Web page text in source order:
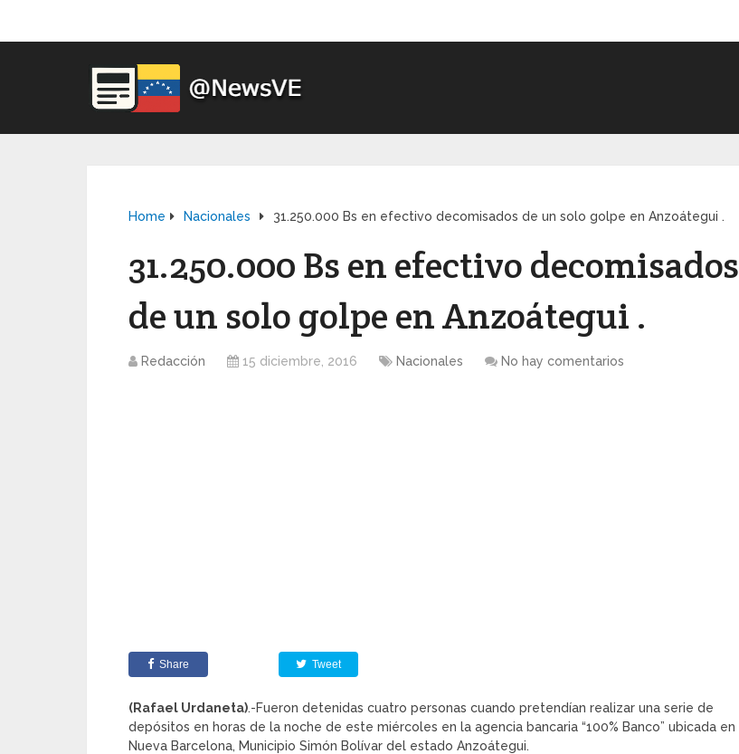
Home Nacionales 31.250.000 Bs en efectivo decomisados de un solo golpe en Anzoátegui .
31.250.000 Bs en efectivo decomisados
de un solo golpe en Anzoátegui .
Redacción 15 diciembre, 2016 Nacionales No hay comentarios
Share Tweet
(Rafael Urdaneta).-Fueron detenidas cuatro personas cuando pretendían realizar una serie de
depósitos en horas de la noche de este miércoles en la agencia bancaria “100% Banco” ubicada en
Nueva Barcelona, Municipio Simón Bolívar del estado Anzoátegui.